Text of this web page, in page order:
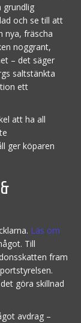
grundlig
och se till att
nya, fräscha
noggrant,
– det säger
saltstänkta
ett
att ha all
ger köparen
Läs om
Till
fram
göra skillnad
avdrag –